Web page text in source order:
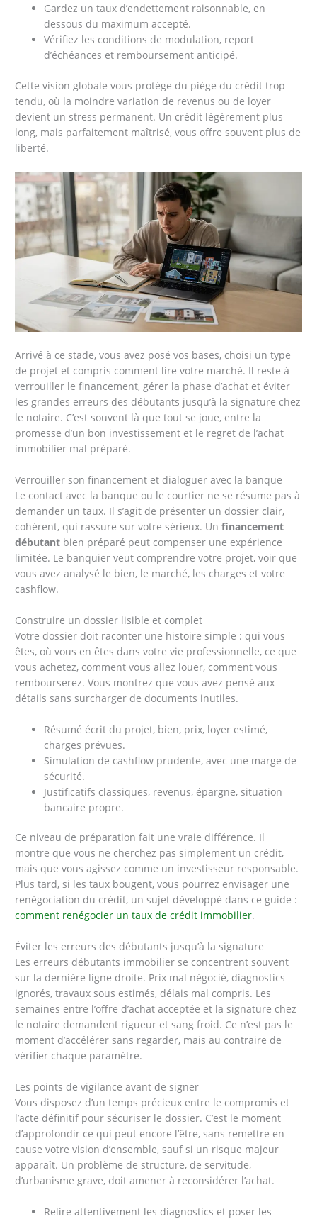
Gardez un taux d’endettement raisonnable, en
dessous du maximum accepté.
Vérifiez les conditions de modulation, report
d’échéances et remboursement anticipé.
Cette vision globale vous protège du piège du crédit trop
tendu, où la moindre variation de revenus ou de loyer
devient un stress permanent. Un crédit légèrement plus
long, mais parfaitement maîtrisé, vous offre souvent plus de
liberté.
Arrivé à ce stade, vous avez posé vos bases, choisi un type
de projet et compris comment lire votre marché. Il reste à
verrouiller le financement, gérer la phase d’achat et éviter
les grandes erreurs des débutants jusqu’à la signature chez
le notaire. C’est souvent là que tout se joue, entre la
promesse d’un bon investissement et le regret de l’achat
immobilier mal préparé.
Verrouiller son financement et dialoguer avec la banque
Le contact avec la banque ou le courtier ne se résume pas à
demander un taux. Il s’agit de présenter un dossier clair,
cohérent, qui rassure sur votre sérieux. Unfinancement
débutant bien préparé peut compenser une expérience
limitée. Le banquier veut comprendre votre projet, voir que
vous avez analysé le bien, le marché, les charges et votre
cashflow.
Construire un dossier lisible et complet
Votre dossier doit raconter une histoire simple : qui vous
êtes, où vous en êtes dans votre vie professionnelle, ce que
vous achetez, comment vous allez louer, comment vous
rembourserez. Vous montrez que vous avez pensé aux
détails sans surcharger de documents inutiles.
Résumé écrit du projet, bien, prix, loyer estimé,
charges prévues.
Simulation de cashflow prudente, avec une marge de
sécurité.
Justificatifs classiques, revenus, épargne, situation
bancaire propre.
Ce niveau de préparation fait une vraie différence. Il
montre que vous ne cherchez pas simplement un crédit,
mais que vous agissez comme un investisseur responsable.
Plus tard, si les taux bougent, vous pourrez envisager une
renégociation du crédit, un sujet développé dans ce guide :
comment renégocier un taux de crédit immobilier.
Éviter les erreurs des débutants jusqu’à la signature
Les erreurs débutants immobilier se concentrent souvent
sur la dernière ligne droite. Prix mal négocié, diagnostics
ignorés, travaux sous estimés, délais mal compris. Les
semaines entre l’offre d’achat acceptée et la signature chez
le notaire demandent rigueur et sang froid. Ce n’est pas le
moment d’accélérer sans regarder, mais au contraire de
vérifier chaque paramètre.
Les points de vigilance avant de signer
Vous disposez d’un temps précieux entre le compromis et
l’acte définitif pour sécuriser le dossier. C’est le moment
d’approfondir ce qui peut encore l’être, sans remettre en
cause votre vision d’ensemble, sauf si un risque majeur
apparaît. Un problème de structure, de servitude,
d’urbanisme grave, doit amener à reconsidérer l’achat.
Relire attentivement les diagnostics et poser les